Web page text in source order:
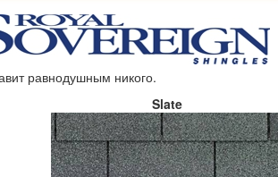
равнодушным никого.
Slate